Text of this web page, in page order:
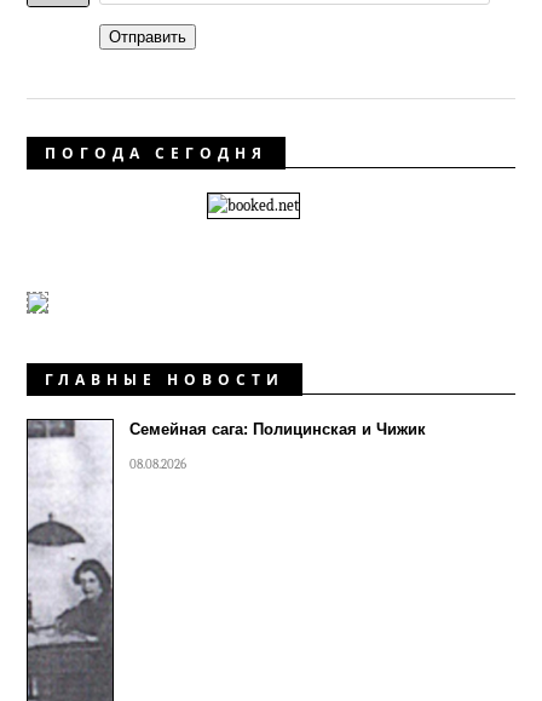
Отправить
ПОГОДА СЕГОДНЯ
ГЛАВНЫЕ НОВОСТИ
Семейная сага: Полицинская и Чижик
08.08.2026